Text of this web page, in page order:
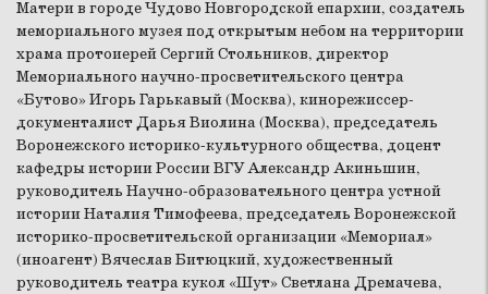
Матери в городе Чудово Новгородской епархии, создатель
мемориального музея под открытым небом на территории
храма протоиерей Сергий Стольников, директор
Мемориального научно-просветительского центра
«Бутово» Игорь Гарькавый (Москва), кинорежиссер-
документалист Дарья Виолина (Москва), председатель
Воронежского историко-культурного общества, доцент
кафедры истории России ВГУ Александр Акиньшин,
руководитель Научно-образовательного центра устной
истории Наталия Тимофеева, председатель Воронежской
историко-просветительской организации «Мемориал»
(иноагент) Вячеслав Битюцкий, художественный
руководитель театра кукол «Шут» Светлана Дремачева,